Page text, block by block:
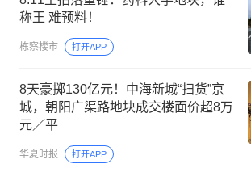
称王 难预料！
栋察楼市 打开APP
8天豪掷130亿元！中海新城“扫货”京
城，朝阳广渠路地块成交楼面价超8万
元／平
华夏时报 打开APP